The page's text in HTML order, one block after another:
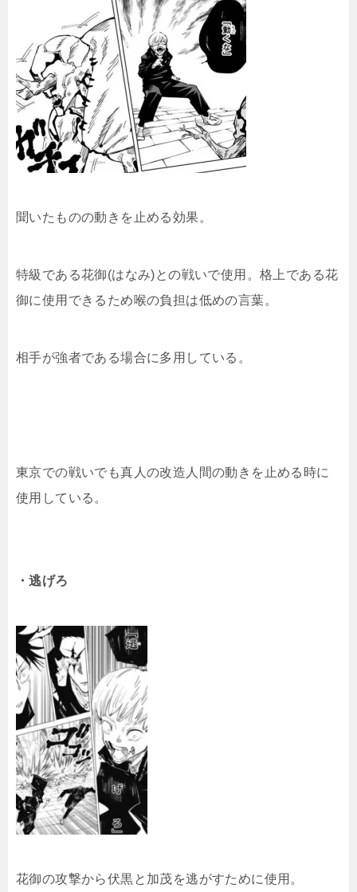
聞いたものの動きを止める効果。
特級である花御(はなみ)との戦いで使用。格上である花
御に使用できるため喉の負担は低めの言葉。
相手が強者である場合に多用している。
東京での戦いでも真人の改造人間の動きを止める時に
使用している。
・逃げろ
花御の攻撃から伏黒と加茂を逃がすために使用。